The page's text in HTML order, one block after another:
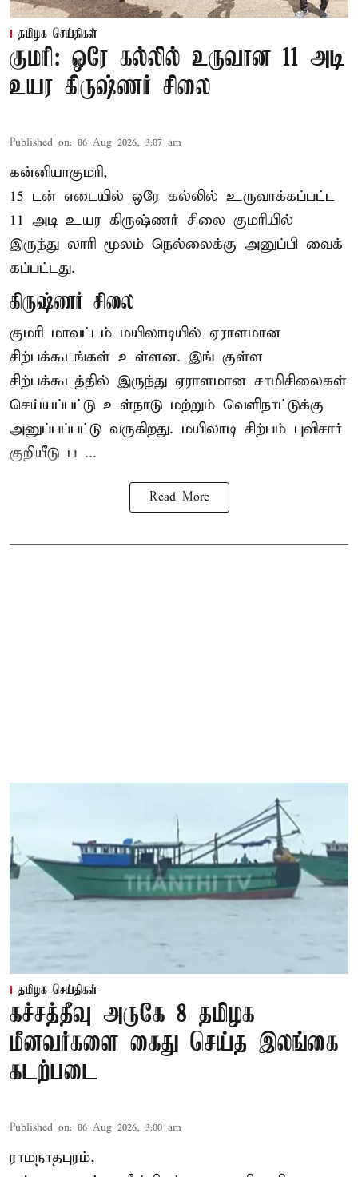
தமிழக செய்திகள்
குமரி: ஒரே கல்லில் உருவான 11 அடி
உயர கிருஷ்ணர் சிலை
Published on: 06 Aug 2026, 3:07 am
கன்னியாகுமரி,
15 டன் எடையில் ஒரே கல்லில் உருவாக்கப்பட்ட
11 அடி உயர கிருஷ்ணர் சிலை குமரியில்
இருந்து லாரி மூலம் நெல்லைக்கு அனுப்பி வைக்
கப்பட்டது.
கிருஷ்ணர் சிலை
குமரி மாவட்டம் மயிலாடியில் ஏராளமான
சிற்பக்கூடங்கள் உள்ளன. இங் குள்ள
சிற்பக்கூடத்தில் இருந்து ஏராளமான சாமிசிலைகள்
செய்யப்பட்டு உள்நாடு மற்றும் வெளிநாட்டுக்கு
அனுப்பப்பட்டு வருகிறது. மயிலாடி சிற்பம் புவிசார்
குறியீடு ப ...
Read More
தமிழக செய்திகள்
கச்சத்தீவு அருகே 8 தமிழக
மீனவர்களை கைது செய்த இலங்கை
கடற்படை
Published on: 06 Aug 2026, 3:00 am
ராமநாதபுரம்,